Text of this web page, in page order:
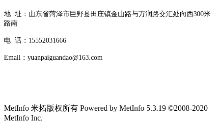
地 址：山东省菏泽市巨野县田庄镇金山路与万润路交汇处向西300米
路南
电 话：15552031666
Email：yuanpaiguandao@163.com
MetInfo 米拓版权所有 Powered by MetInfo 5.3.19 ©2008-2020
MetInfo Inc.